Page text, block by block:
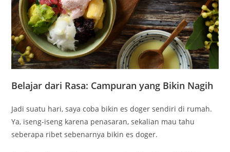
Belajar dari Rasa: Campuran yang Bikin Nagih
Jadi suatu hari, saya coba bikin es doger sendiri di rumah.
Ya, iseng-iseng karena penasaran, sekalian mau tahu
seberapa ribet sebenarnya bikin es doger.